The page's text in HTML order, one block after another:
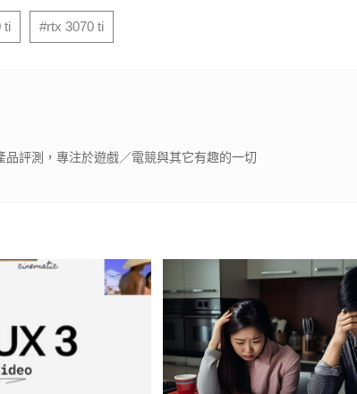
ti #rtx 3070 ti
評測，專注於遊戲／電競與其它有趣的一切